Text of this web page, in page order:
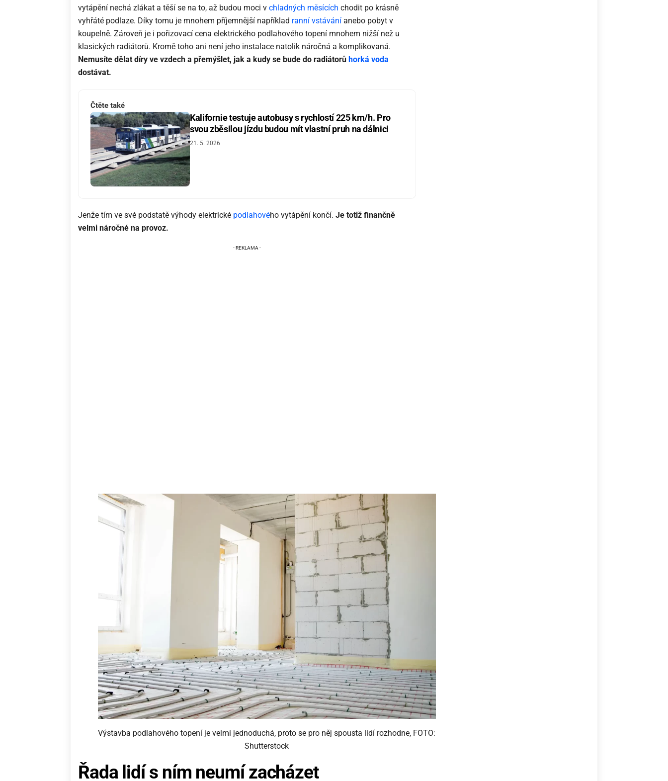
vytápění nechá zlákat a těší se na to, až budou moci v chladných měsících chodit po krásně
vyhřáté podlaze. Díky tomu je mnohem příjemnější například ranní vstávání anebo pobyt v
koupelně. Zároveň je i pořizovací cena elektrického podlahového topení mnohem nižší než u
klasických radiátorů. Kromě toho ani není jeho instalace natolik náročná a komplikovaná.
Nemusíte dělat díry ve vzdech a přemýšlet, jak a kudy se bude do radiátorů horká voda
dostávat.
Čtěte také
Kalifornie testuje autobusy s rychlostí 225 km/h. Pro
svou zběsilou jízdu budou mít vlastní pruh na dálnici
21. 5. 2026
Jenže tím ve své podstatě výhody elektrické podlahového vytápění končí. Je totiž finančně
velmi náročné na provoz.
Výstavba podlahového topení je velmi jednoduchá, proto se pro něj spousta lidí rozhodne, FOTO:
Shutterstock
Řada lidí s ním neumí zacházet